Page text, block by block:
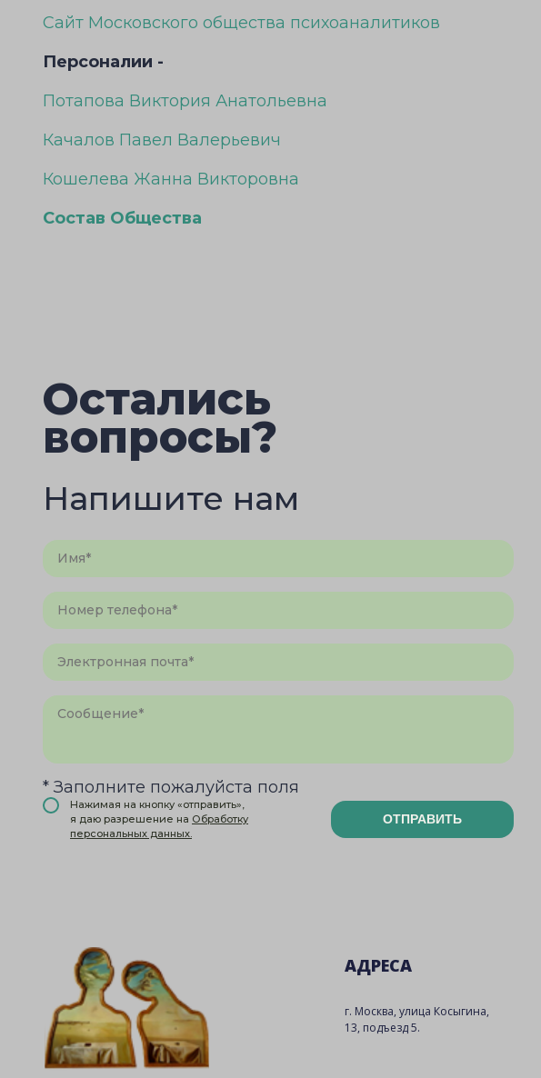
Сайт Московского общества психоаналитиков
Персоналии -
Потапова Виктория Анатольевна
Качалов Павел Валерьевич
Кошелева Жанна Викторовна
Состав Общества
Остались
вопросы?
Напишите нам
* Заполните пожалуйста поля
Нажимая на кнопку «отправить»,
я даю разрешение на Обработку
персональных данных.
ОТПРАВИТЬ
АДРЕСА
г. Москва, улица Косыгина,
13, подъезд 5.